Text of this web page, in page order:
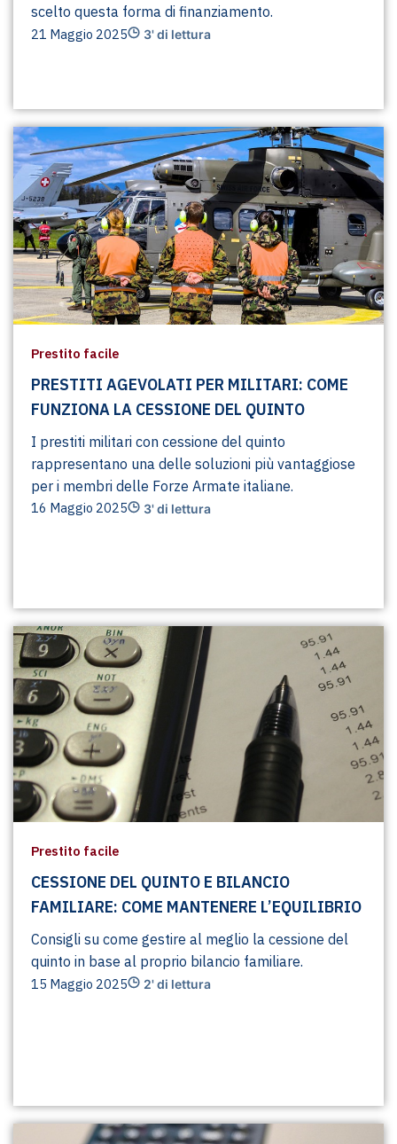
scelto questa forma di finanziamento.
21 Maggio 2025 3' di lettura
Prestito facile
PRESTITI AGEVOLATI PER MILITARI: COME
FUNZIONA LA CESSIONE DEL QUINTO
I prestiti militari con cessione del quinto
rappresentano una delle soluzioni più vantaggiose
per i membri delle Forze Armate italiane.
16 Maggio 2025 3' di lettura
Prestito facile
CESSIONE DEL QUINTO E BILANCIO
FAMILIARE: COME MANTENERE L’EQUILIBRIO
Consigli su come gestire al meglio la cessione del
quinto in base al proprio bilancio familiare.
15 Maggio 2025 2' di lettura